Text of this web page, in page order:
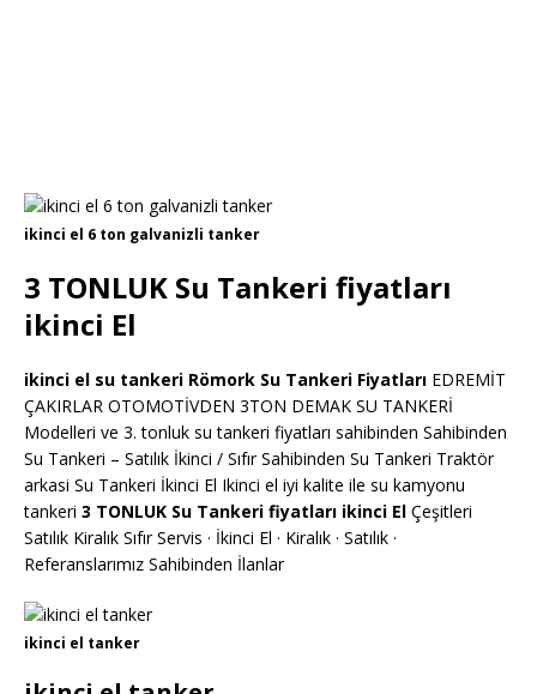
ikinci el 6 ton galvanizli tanker
3 TONLUK Su Tankeri fiyatları
ikinci El
ikinci el su tankeri Römork Su Tankeri Fiyatları EDREMİT
ÇAKIRLAR OTOMOTİVDEN 3TON DEMAK SU TANKERİ
Modelleri ve 3. tonluk su tankeri fiyatları sahibinden Sahibinden
Su Tankeri – Satılık İkinci / Sıfır Sahibinden Su Tankeri Traktör
arkasi Su Tankeri İkinci El Ikinci el iyi kalite ile su kamyonu
tankeri 3 TONLUK Su Tankeri fiyatları ikinci El Çeşitleri
Satılık Kiralık Sıfır Servis · İkinci El · Kiralık · Satılık ·
Referanslarımız Sahibinden İlanlar
ikinci el tanker